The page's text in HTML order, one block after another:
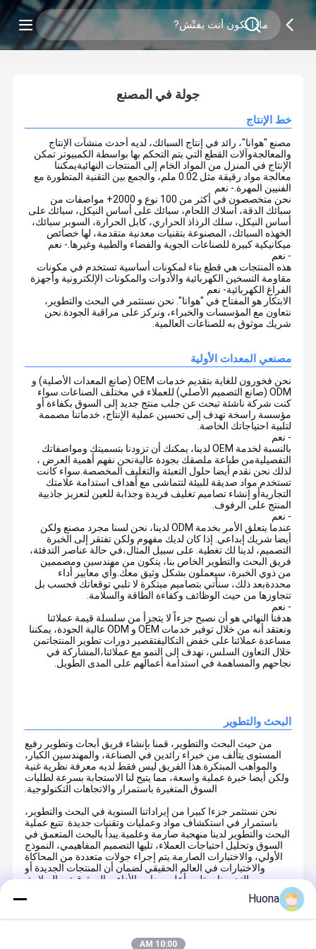
2
/
0
جولة في المصنع
خط الإنتاج
مصنع "هوانا"، رائد في إنتاج السبائك، لديه أحدث منشآت الإنتاج
والمعالجةوآلات القطع التي يتم التحكم بها بواسطة الكمبيوتر تمكن
الإنتاج في المنزل من المواد الخام إلى المنتجات النهائيةيمكننا
معالجة مواد رقيقة مثل 0.02 ملم، والجمع بين التقنية المتطورة مع
الفنيين المهرة. - نعم
نحن متخصصون في أكثر من 100 نوع و 2000+ مواصفات من
سبائك الدقة، أسلاك اللحام، سبائك على أساس النيكل، سبائك على
أساس النيكل، سلك الرذاذ الحراري، كابل الحرارة، السوبر سبائك،
الخهذه السبائك، المصنوعة بتقنيات معدنية متقدمة، لها خصائص
ميكانيكية كبيرة للصناعات الجوية والفضاء والطبية وغيرها. - نعم
- نعم
هذه المنتجات هي قطع بناء لمكونات أساسية تستخدم في مكونات
مقاومة التسخين الكهربائية والأدوات والمكونات الإلكترونية وأجهزة
الفراغ الكهربائية- نعم
الابتكار هو المفتاح في "هوانا". نحن نستثمر في البحث والتطوير،
نتعاون مع المؤسسات والخبراء، ونركز على مراقبة الجودة.نحن
شريك موثوق به للصناعات العالمية.
مصنعي المعدات الأولية
نحن فخورون للغاية بتقديم خدمات OEM (صانع المعدات الأصلية) و
ODM (صانع التصميم الأصلي) للعملاء في مختلف الصناعات.سواء
كنت شركة ناشئة تبحث عن جلب منتج جديد إلى السوق بكفاءة أو
مؤسسة راسخة تهدف إلى تحسين عملية الإنتاج، خدماتنا مصممة
لتلبية احتياجاتك الخاصة.
- نعم
بالنسبة لخدمة OEM لدينا، يمكنك أن تزودنا بتسميتك ومواصفاتك
التفصيليةمن طباعة ملصقك بجودة عاليةنحن نفهم أهمية العرض ،
لذلك نحن نقدم أيضا حلول التعبئة والتغليف المخصصة.سواء كانت
تستخدم مواد صديقة للبيئة لتتماشى مع أهداف استدامة علامتك
التجاريةأو إنشاء تصاميم تغليف فريدة وجذابة للعين لتعزيز جاذبية
المنتج على الرفوف.
- نعم
عندما يتعلق الأمر بخدمة ODM لدينا، نحن لسنا مجرد مصنع ولكن
أيضا شريك إبداعي. إذا كان لديك مفهوم ولكن تفتقر إلى الخبرة
التصميم، لدينا لك تغطية. على سبيل المثال،في حالة عناصر التدفئة،
فريق البحث والتطوير الخاص بنا، يتكون من مهندسين ومصممين
من ذوي الخبرة، سيعملون بشكل وثيق معك.وأي معايير أداء
محددةبعد ذلك، سنأتي بتصاميم مبتكرة لا تلبي توقعاتك فحسب بل
تتجاوزها من حيث الوظائف وكفاءة الطاقة والسلامة.
- نعم
هدفنا النهائي هو أن نصبح جزءاً لا يتجزأ من سلسلة قيمة عملائنا
ونعتقد أنه من خلال توفير خدمات OEM و ODM عالية الجودة، يمكننا
مساعدة عملائنا على خفض التكاليفتقصير دورات تطوير المنتجاتمن
خلال التعاون السلس، نهدف إلى النمو مع عملائنا،المشاركة في
نجاحهم والمساهمة في استدامة أعمالهم على المدى الطويل.
البحث والتطوير
من حيث البحث والتطوير، قمنا بإنشاء فريق أبحاث وتطوير رفيع
المستوى يتألف من خبراء رائدين في الصناعة، والمهندسين الكبار،
والمواهب المبتكرة.هذا الفريق ليس فقط لديه معرفة نظرية غنية
ولكن أيضا خبرة عملية واسعة، مما يتيح لنا الاستجابة بسرعة لطلبات
السوق المتغيرة باستمرار والاتجاهات التكنولوجية.
نحن نستثمر جزءا كبيرا من إيراداتنا السنوية في البحث والتطوير،
باستمرار في استكشاف مواد وعمليات وتقنيات جديدة. تتبع عملية
البحث والتطوير لدينا منهجية صارمة وعلمية.يبدأ بالبحث المتعمق في
السوق وتحليل احتياجات العملاء، تليها التصميم المفاهيمي، النموذج
الأولي، والاختبارات الصارمة.يتم إجراء جولات متعددة من المحاكاة
والاختبارات في العالم الحقيقي لضمان أن المنتجات الجديدة أو
التحسينات تلبي أعلى معايير الأداء، والموثوقية، والسلامة.
مركز البحث والتطوير لدينا مجهز بمرافق متطورة، بما في ذلك
من صحة الفكرة الأولية إلى إعداد الإنتاج على نطاق واسع. بالإضافة
Huona
10:00 AM